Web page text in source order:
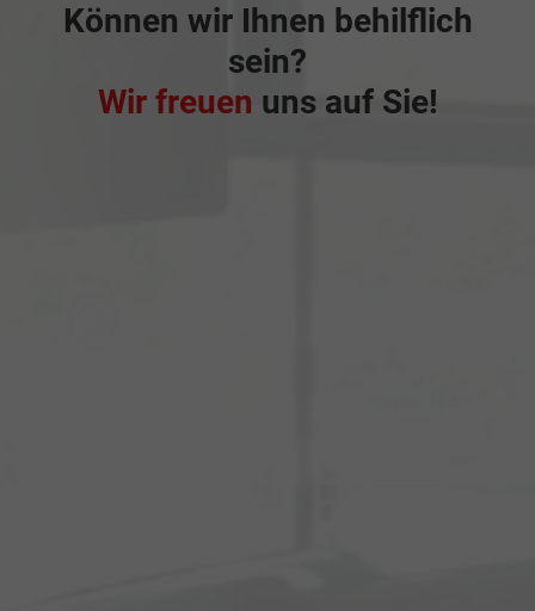
Können wir Ihnen behilflich
sein?
Wir freuen uns auf Sie!